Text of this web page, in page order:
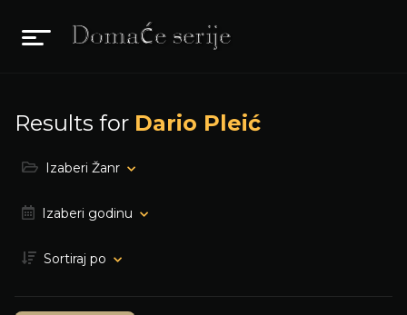
Results for Dario Pleić
Izaberi Žanr
Izaberi godinu
Sortiraj po